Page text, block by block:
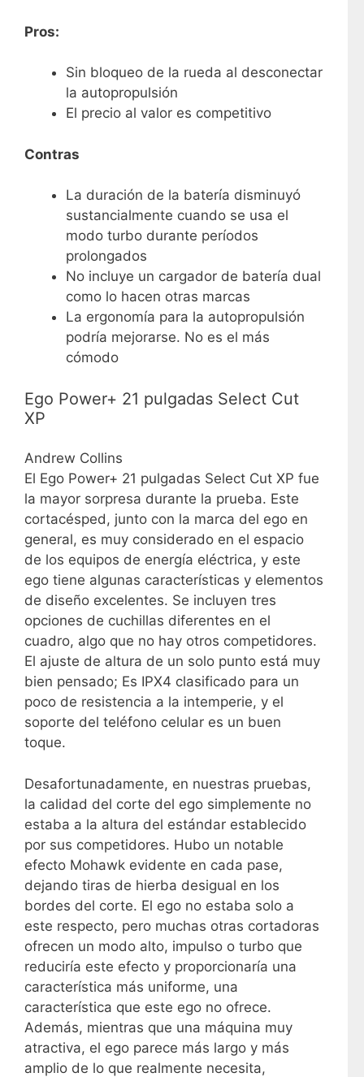
Pros:
Sin bloqueo de la rueda al desconectar
la autopropulsión
El precio al valor es competitivo
Contras
La duración de la batería disminuyó
sustancialmente cuando se usa el
modo turbo durante períodos
prolongados
No incluye un cargador de batería dual
como lo hacen otras marcas
La ergonomía para la autopropulsión
podría mejorarse. No es el más
cómodo
Ego Power+ 21 pulgadas Select Cut
XP
Andrew Collins
El Ego Power+ 21 pulgadas Select Cut XP fue
la mayor sorpresa durante la prueba. Este
cortacésped, junto con la marca del ego en
general, es muy considerado en el espacio
de los equipos de energía eléctrica, y este
ego tiene algunas características y elementos
de diseño excelentes. Se incluyen tres
opciones de cuchillas diferentes en el
cuadro, algo que no hay otros competidores.
El ajuste de altura de un solo punto está muy
bien pensado; Es IPX4 clasificado para un
poco de resistencia a la intemperie, y el
soporte del teléfono celular es un buen
toque.
Desafortunadamente, en nuestras pruebas,
la calidad del corte del ego simplemente no
estaba a la altura del estándar establecido
por sus competidores. Hubo un notable
efecto Mohawk evidente en cada pase,
dejando tiras de hierba desigual en los
bordes del corte. El ego no estaba solo a
este respecto, pero muchas otras cortadoras
ofrecen un modo alto, impulso o turbo que
reduciría este efecto y proporcionaría una
característica más uniforme, una
característica que este ego no ofrece.
Además, mientras que una máquina muy
atractiva, el ego parece más largo y más
amplio de lo que realmente necesita,